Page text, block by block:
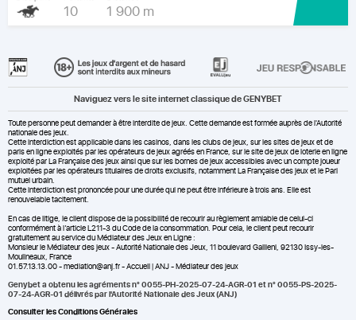
10 1 900 m
Naviguez vers le site internet classique de GENYBET
Toute personne peut demander à être interdite de jeux. Cette demande est formée auprès de l'Autorité
nationale des jeux.
Cette interdiction est applicable dans les casinos, dans les clubs de jeux, sur les sites de jeux et de
paris en ligne exploités par les opérateurs de jeux agréés en France, sur le site de jeux de loterie en ligne
exploité par La Française des jeux ainsi que sur les bornes de jeux accessibles avec un compte joueur
exploitées par les opérateurs titulaires de droits exclusifs, notamment La Française des jeux et le Pari
mutuel urbain.
Cette interdiction est prononcée pour une durée qui ne peut être inférieure à trois ans. Elle est
renouvelable tacitement.
En cas de litige, le client dispose de la possibilité de recourir au règlement amiable de celui-ci
conformément à l’article L211-3 du Code de la consommation. Pour cela, le client peut recourir
gratuitement au service du Médiateur des Jeux en Ligne :
Monsieur le Médiateur des jeux - Autorité Nationale des Jeux, 11 boulevard Gallieni, 92130 Issy-les-
Moulineaux, France
01.57.13.13.00 - mediation@anj.fr -Accueil | ANJ - Médiateur des jeux
Genybet a obtenu les agréments n° 0055-PH-2025-07-24-AGR-01 et n° 0055-PS-2025-
07-24-AGR-01 délivrés par l'Autorité Nationale des Jeux (ANJ)
Consulter les Conditions Générales